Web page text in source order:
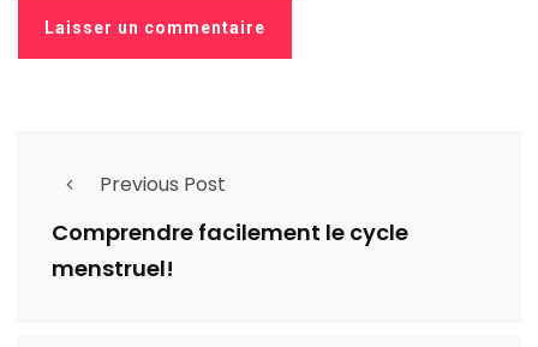
Previous Post
Comprendre facilement le cycle
menstruel!